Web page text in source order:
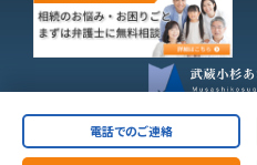
電話でのご連絡